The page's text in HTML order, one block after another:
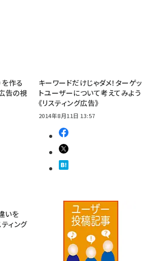
を作る
告の視
キーワードだけじゃダメ！ターゲッ
トユーザーについて考えてみよう
《リスティング広告》
2014年8月11日 13:57
いを
ティング